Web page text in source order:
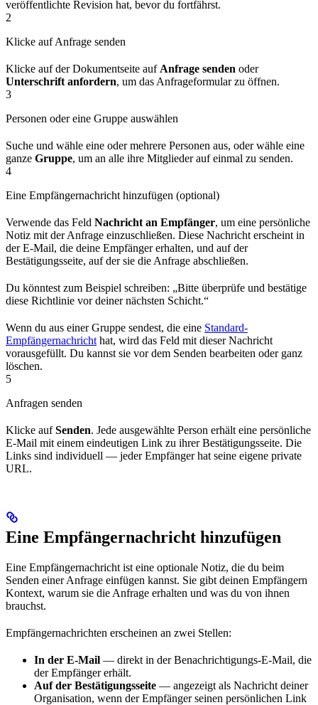
veröffentlichte Revision hat, bevor du fortfährst.
2
Klicke auf Anfrage senden
Klicke auf der Dokumentseite auf Anfrage senden oder
Unterschrift anfordern, um das Anfrageformular zu öffnen.
3
Personen oder eine Gruppe auswählen
Suche und wähle eine oder mehrere Personen aus, oder wähle eine
ganze Gruppe, um an alle ihre Mitglieder auf einmal zu senden.
4
Eine Empfängernachricht hinzufügen (optional)
Verwende das Feld Nachricht an Empfänger, um eine persönliche
Notiz mit der Anfrage einzuschließen. Diese Nachricht erscheint in
der E-Mail, die deine Empfänger erhalten, und auf der
Bestätigungsseite, auf der sie die Anfrage abschließen.
Du könntest zum Beispiel schreiben: „Bitte überprüfe und bestätige
diese Richtlinie vor deiner nächsten Schicht.“
Wenn du aus einer Gruppe sendest, die eine Standard-
Empfängernachricht hat, wird das Feld mit dieser Nachricht
vorausgefüllt. Du kannst sie vor dem Senden bearbeiten oder ganz
löschen.
5
Anfragen senden
Klicke aufSenden. Jede ausgewählte Person erhält eine persönliche
E-Mail mit einem eindeutigen Link zu ihrer Bestätigungsseite. Die
Links sind individuell — jeder Empfänger hat seine eigene private
URL.
Eine Empfängernachricht hinzufügen
Eine Empfängernachricht ist eine optionale Notiz, die du beim
Senden einer Anfrage einfügen kannst. Sie gibt deinen Empfängern
Kontext, warum sie die Anfrage erhalten und was du von ihnen
brauchst.
Empfängernachrichten erscheinen an zwei Stellen:
In der E-Mail — direkt in der Benachrichtigungs-E-Mail, die
der Empfänger erhält.
Auf der Bestätigungsseite — angezeigt als Nachricht deiner
Organisation, wenn der Empfänger seinen persönlichen Link